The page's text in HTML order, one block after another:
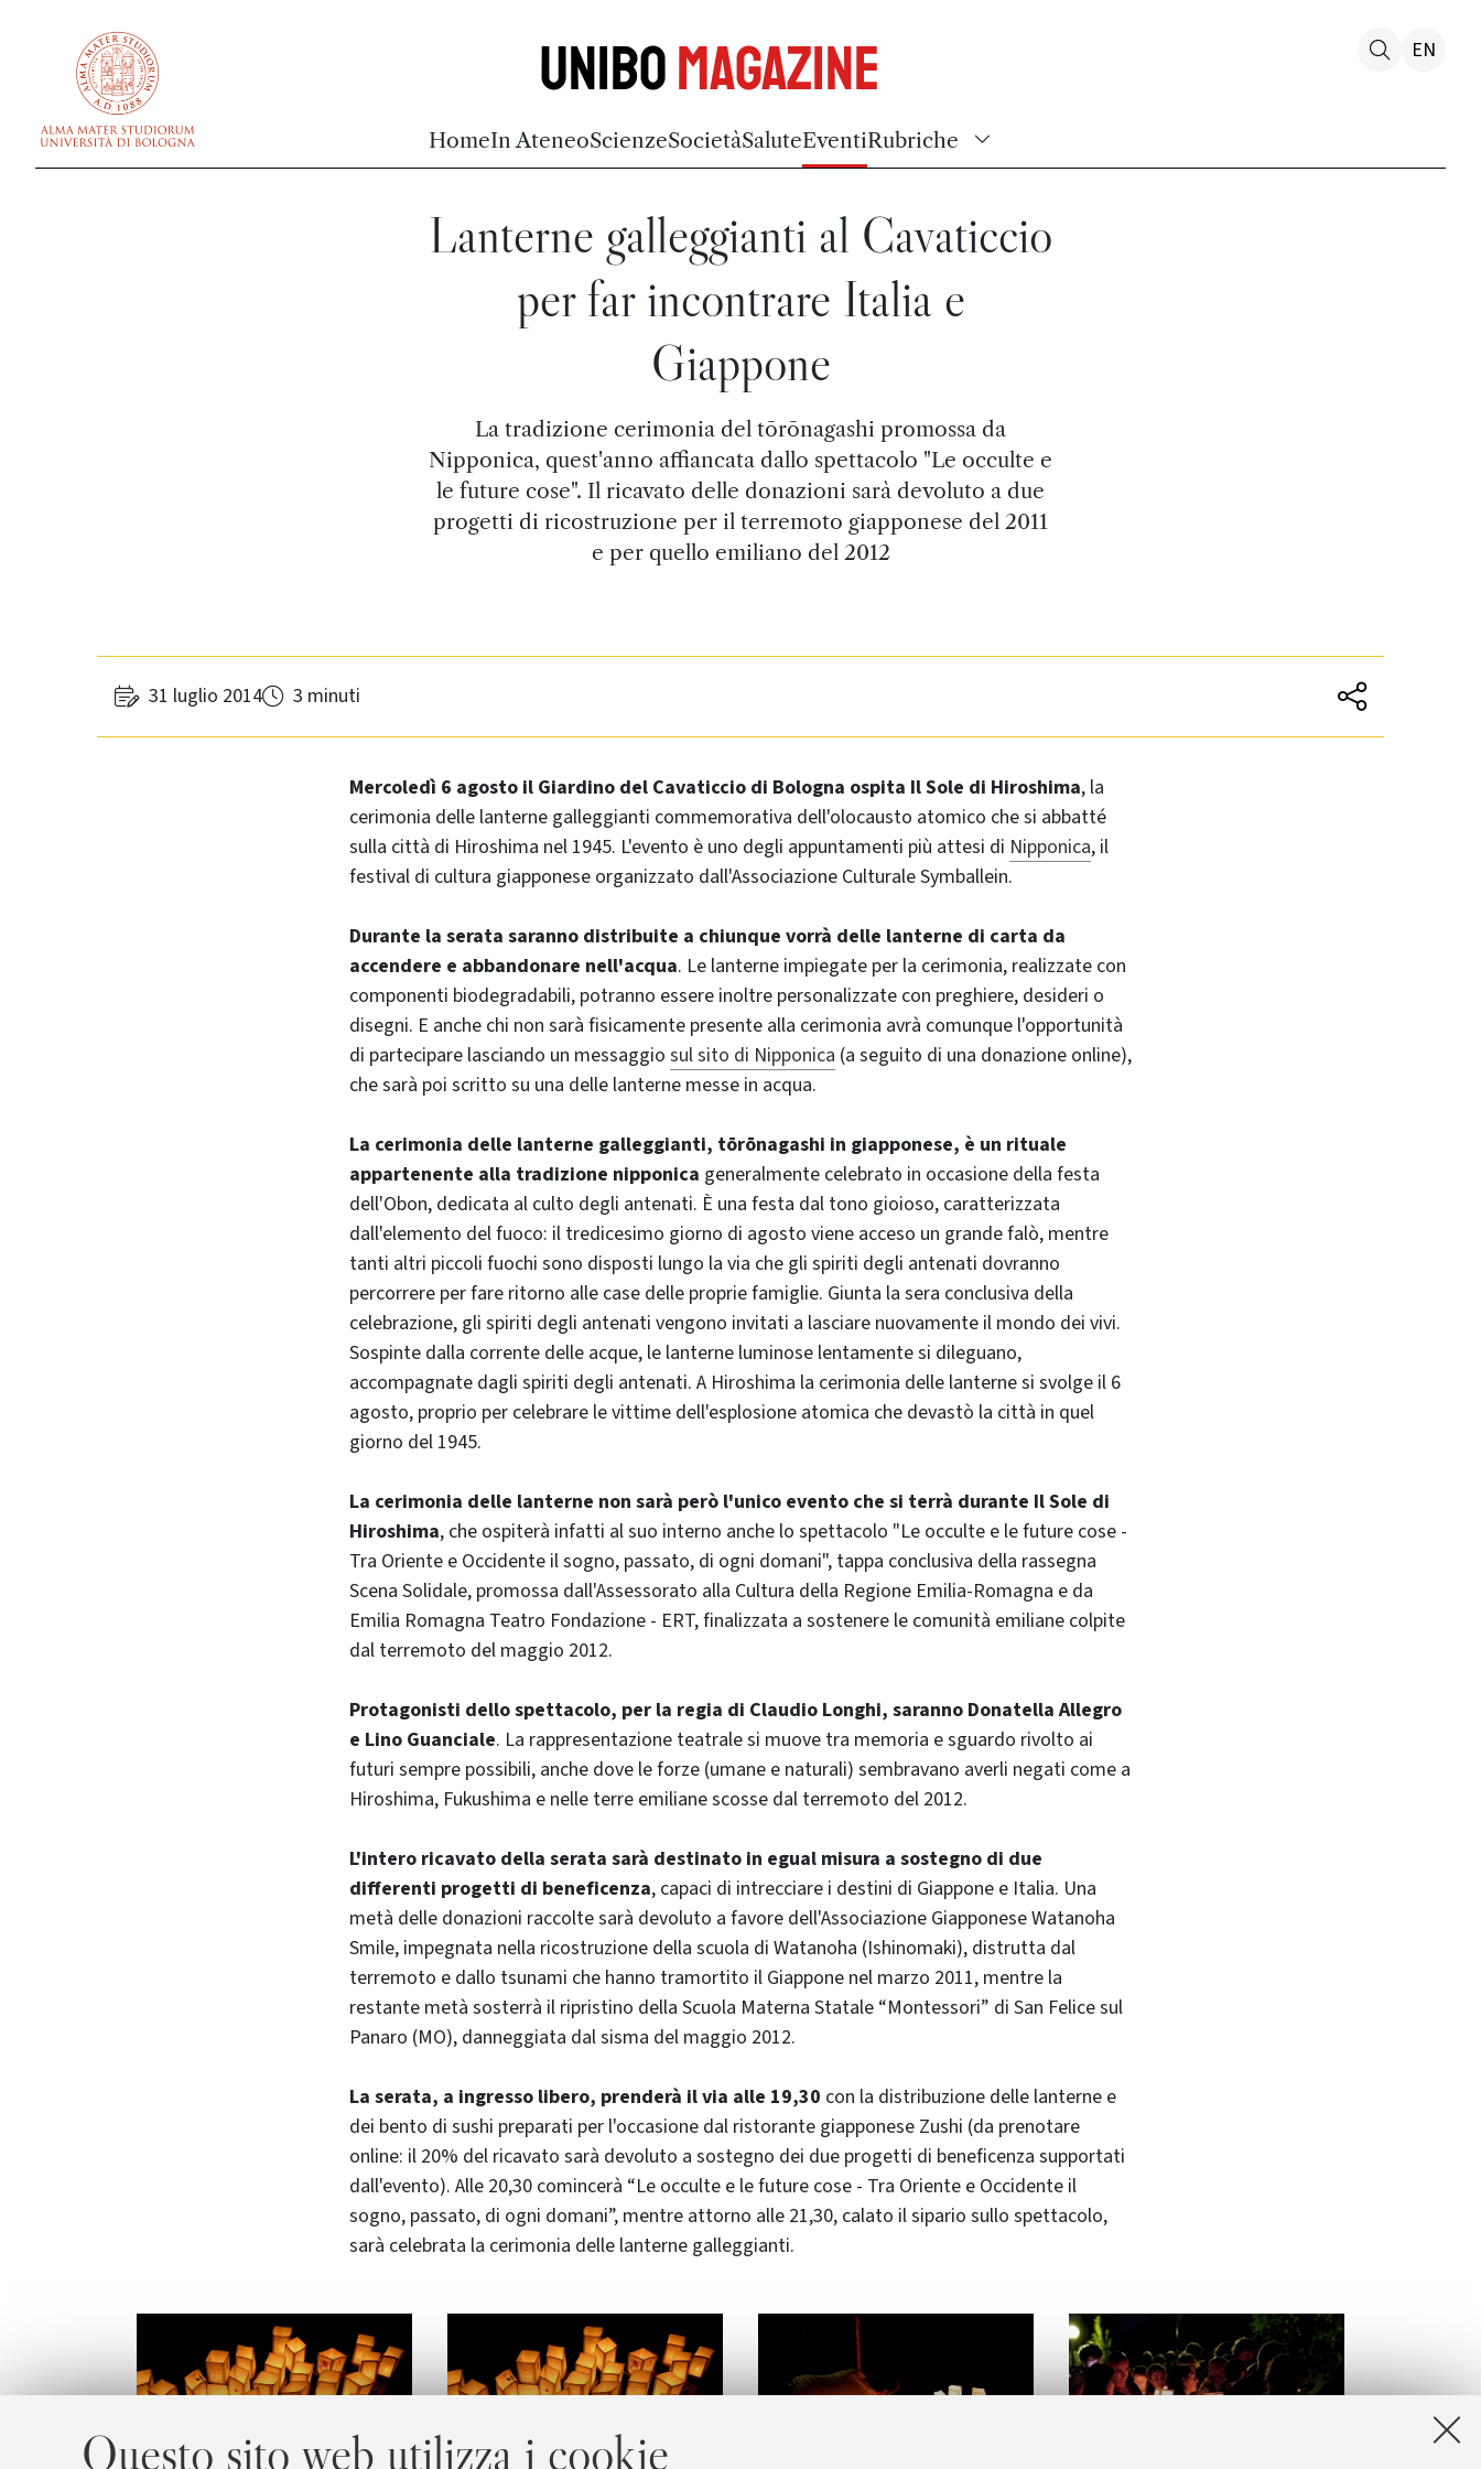
Questo sito web utilizza i cookie
UniboMagazine
HomeIn AteneoScienzeSocietàSaluteEventiRubriche
EN
Lanterne galleggianti al Cavaticcio
per far incontrare Italia e
Giappone
La tradizione cerimonia del tōrōnagashi promossa da
Nipponica, quest'anno affiancata dallo spettacolo "Le occulte e
le future cose". Il ricavato delle donazioni sarà devoluto a due
progetti di ricostruzione per il terremoto giapponese del 2011
e per quello emiliano del 2012
31 luglio 2014 3 minuti
Mercoledì 6 agosto il Giardino del Cavaticcio di Bologna ospita Il Sole di Hiroshima, la
cerimonia delle lanterne galleggianti commemorativa dell'olocausto atomico che si abbatté
sulla città di Hiroshima nel 1945. L'evento è uno degli appuntamenti più attesi di Nipponica, il
festival di cultura giapponese organizzato dall'Associazione Culturale Symballein.
Durante la serata saranno distribuite a chiunque vorrà delle lanterne di carta da
accendere e abbandonare nell'acqua. Le lanterne impiegate per la cerimonia, realizzate con
componenti biodegradabili, potranno essere inoltre personalizzate con preghiere, desideri o
disegni. E anche chi non sarà fisicamente presente alla cerimonia avrà comunque l'opportunità
di partecipare lasciando un messaggio sul sito di Nipponica (a seguito di una donazione online),
che sarà poi scritto su una delle lanterne messe in acqua.
La cerimonia delle lanterne galleggianti, tōrōnagashi in giapponese, è un rituale
appartenente alla tradizione nipponica generalmente celebrato in occasione della festa
dell'Obon, dedicata al culto degli antenati. È una festa dal tono gioioso, caratterizzata
dall'elemento del fuoco: il tredicesimo giorno di agosto viene acceso un grande falò, mentre
tanti altri piccoli fuochi sono disposti lungo la via che gli spiriti degli antenati dovranno
percorrere per fare ritorno alle case delle proprie famiglie. Giunta la sera conclusiva della
celebrazione, gli spiriti degli antenati vengono invitati a lasciare nuovamente il mondo dei vivi.
Sospinte dalla corrente delle acque, le lanterne luminose lentamente si dileguano,
accompagnate dagli spiriti degli antenati. A Hiroshima la cerimonia delle lanterne si svolge il 6
agosto, proprio per celebrare le vittime dell'esplosione atomica che devastò la città in quel
giorno del 1945.
La cerimonia delle lanterne non sarà però l'unico evento che si terrà durante Il Sole di
Hiroshima, che ospiterà infatti al suo interno anche lo spettacolo "Le occulte e le future cose -
Tra Oriente e Occidente il sogno, passato, di ogni domani", tappa conclusiva della rassegna
Scena Solidale, promossa dall'Assessorato alla Cultura della Regione Emilia-Romagna e da
Emilia Romagna Teatro Fondazione - ERT, finalizzata a sostenere le comunità emiliane colpite
dal terremoto del maggio 2012.
Protagonisti dello spettacolo, per la regia di Claudio Longhi, saranno Donatella Allegro
e Lino Guanciale. La rappresentazione teatrale si muove tra memoria e sguardo rivolto ai
futuri sempre possibili, anche dove le forze (umane e naturali) sembravano averli negati come a
Hiroshima, Fukushima e nelle terre emiliane scosse dal terremoto del 2012.
L'intero ricavato della serata sarà destinato in egual misura a sostegno di due
differenti progetti di beneficenza, capaci di intrecciare i destini di Giappone e Italia. Una
metà delle donazioni raccolte sarà devoluto a favore dell'Associazione Giapponese Watanoha
Smile, impegnata nella ricostruzione della scuola di Watanoha (Ishinomaki), distrutta dal
terremoto e dallo tsunami che hanno tramortito il Giappone nel marzo 2011, mentre la
restante metà sosterrà il ripristino della Scuola Materna Statale “Montessori” di San Felice sul
Panaro (MO), danneggiata dal sisma del maggio 2012.
La serata, a ingresso libero, prenderà il via alle 19,30 con la distribuzione delle lanterne e
dei bento di sushi preparati per l'occasione dal ristorante giapponese Zushi (da prenotare
online: il 20% del ricavato sarà devoluto a sostegno dei due progetti di beneficenza supportati
dall'evento). Alle 20,30 comincerà “Le occulte e le future cose - Tra Oriente e Occidente il
sogno, passato, di ogni domani”, mentre attorno alle 21,30, calato il sipario sullo spettacolo,
sarà celebrata la cerimonia delle lanterne galleggianti.